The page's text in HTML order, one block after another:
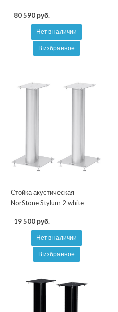
80 590 руб.
Нет в наличии
В избранное
Стойка акустическая
NorStone Stylum 2 white
19 500 руб.
Нет в наличии
В избранное